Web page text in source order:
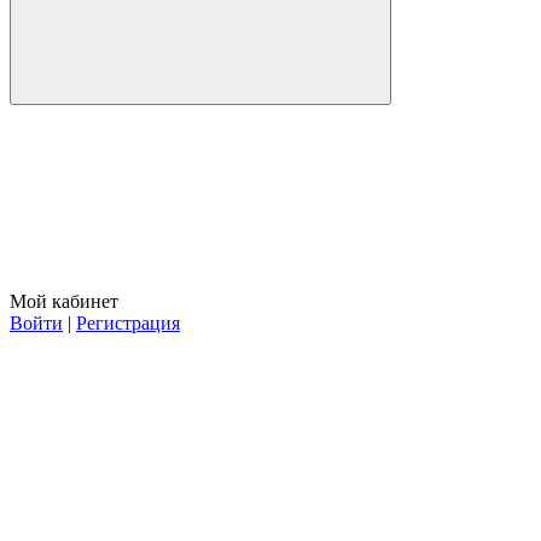
Мой кабинет
Войти | Регистрация